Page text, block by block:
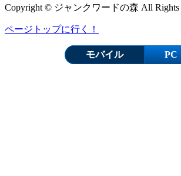
Copyright © ジャンクワードの森 All Rights
ページトップに行く！
モバイル PC